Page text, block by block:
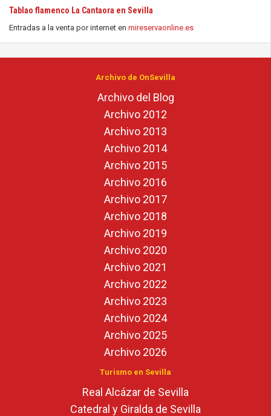
Tablao flamenco La Cantaora en Sevilla
Entradas a la venta por internet en mireservaonline.es
Archivo de OnSevilla
Archivo del Blog
Archivo 2012
Archivo 2013
Archivo 2014
Archivo 2015
Archivo 2016
Archivo 2017
Archivo 2018
Archivo 2019
Archivo 2020
Archivo 2021
Archivo 2022
Archivo 2023
Archivo 2024
Archivo 2025
Archivo 2026
Turismo en Sevilla
Real Alcázar de Sevilla
Catedral y Giralda de Sevilla